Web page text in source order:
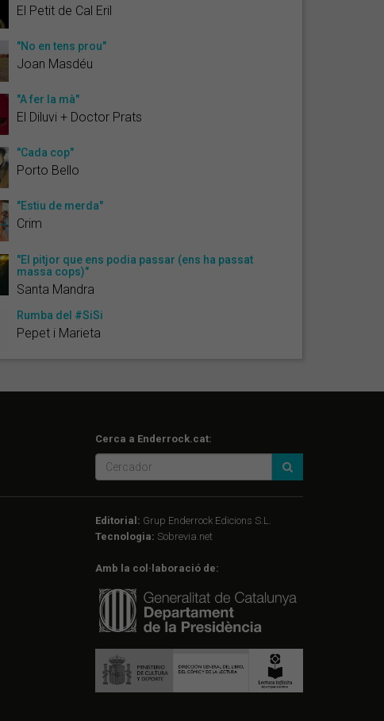
El Petit de Cal Eril
"No en tens prou"
Joan Masdéu
"A fer la mà"
El Diluvi + Doctor Prats
"Cada cop"
Porto Bello
"Estiu de merda"
Crim
"El pitjor que ens podia passar (ens ha passat
massa cops)"
Santa Mandra
Rumba del #SiSi
Pepet i Marieta
Cerca a Enderrock.cat:
Editorial: Grup Enderrock Edicions S.L.
Tecnologia: Sobrevia.net
Amb la col·laboració de: